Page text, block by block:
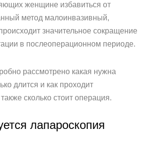
женщине избавиться от
метод малоинвазивный,
значительное сокращение
в послеоперационном периоде.
рассмотрено какая нужна
длится и как проходит
сколько стоит операция.
лапароскопия